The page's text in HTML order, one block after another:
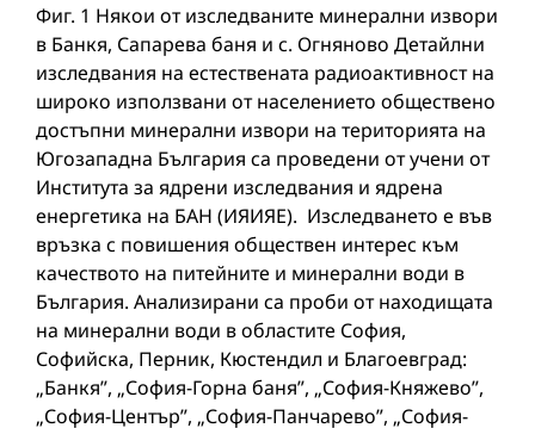
Фиг. 1 Някои от изследваните минерални извори
в Банкя, Сапарева баня и с. Огняново Детайлни
изследвания на естествената радиоактивност на
широко използвани от населението обществено
достъпни минерални извори на територията на
Югозападна България са проведени от учени от
Института за ядрени изследвания и ядрена
енергетика на БАН (ИЯИЯЕ). Изследването е във
връзка с повишения обществен интерес към
качеството на питейните и минерални води в
България. Анализирани са проби от находищата
на минерални води в областите София,
Софийска, Перник, Кюстендил и Благоевград:
„Банкя”, „София-Горна баня”, „София-Княжево”,
„София-Център”, „София-Панчарево”, „София-